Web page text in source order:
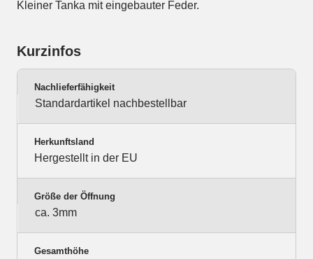
Kleiner Tanka mit eingebauter Feder.
Kurzinfos
Nachlieferfähigkeit
Standardartikel nachbestellbar
Herkunftsland
Hergestellt in der EU
Größe der Öffnung
ca. 3mm
Gesamthöhe